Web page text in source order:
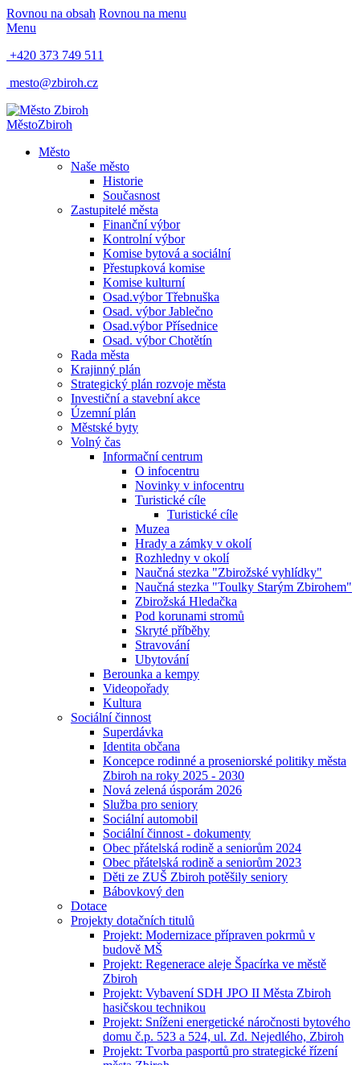
Rovnou na obsah Rovnou na menu
Menu
+420 373 749 511
mesto@zbiroh.cz
MěstoZbiroh
Město
Naše město
Historie
Současnost
Zastupitelé města
Finanční výbor
Kontrolní výbor
Komise bytová a sociální
Přestupková komise
Komise kulturní
Osad.výbor Třebnuška
Osad. výbor Jablečno
Osad.výbor Přísednice
Osad. výbor Chotětín
Rada města
Krajinný plán
Strategický plán rozvoje města
Investiční a stavební akce
Územní plán
Městské byty
Volný čas
Informační centrum
O infocentru
Novinky v infocentru
Turistické cíle
Turistické cíle
Muzea
Hrady a zámky v okolí
Rozhledny v okolí
Naučná stezka "Zbirožské vyhlídky"
Naučná stezka "Toulky Starým Zbirohem"
Zbirožská Hledačka
Pod korunami stromů
Skryté příběhy
Stravování
Ubytování
Berounka a kempy
Videopořady
Kultura
Sociální činnost
Superdávka
Identita občana
Koncepce rodinné a proseniorské politiky města
Zbiroh na roky 2025 - 2030
Nová zelená úsporám 2026
Služba pro seniory
Sociální automobil
Sociální činnost - dokumenty
Obec přátelská rodině a seniorům 2024
Obec přátelská rodině a seniorům 2023
Děti ze ZUŠ Zbiroh potěšily seniory
Bábovkový den
Dotace
Projekty dotačních titulů
Projekt: Modernizace přípraven pokrmů v
budově MŠ
Projekt: Regenerace aleje Špacírka ve městě
Zbiroh
Projekt: Vybavení SDH JPO II Města Zbiroh
hasičskou technikou
Projekt: Sníženi energetické náročnosti bytového
domu č.p. 523 a 524, ul. Zd. Nejedlého, Zbiroh
Projekt: Tvorba pasportů pro strategické řízení